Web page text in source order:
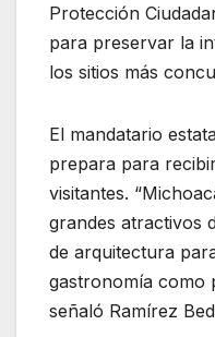
Protección
para preservar la
los sitios más
El mandatario
prepara para
visitantes.
grandes atractivos
de arquitectura
gastronomía como
señaló Ramírez